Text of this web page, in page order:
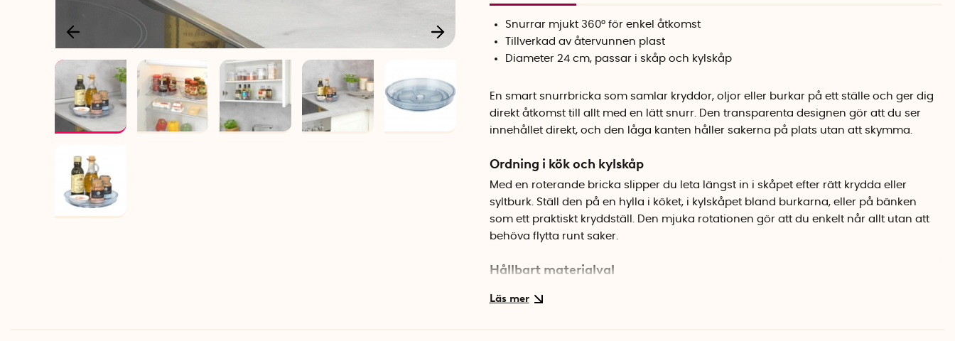
Snurrar mjukt 360° för enkel åtkomst
Tillverkad av återvunnen plast
Diameter 24 cm, passar i skåp och kylskåp
En smart snurrbricka som samlar kryddor, oljor eller burkar på ett ställe och ger dig
direkt åtkomst till allt med en lätt snurr. Den transparenta designen gör att du ser
innehållet direkt, och den låga kanten håller sakerna på plats utan att skymma.
Ordning i kök och kylskåp
Med en roterande bricka slipper du leta längst in i skåpet efter rätt krydda eller
syltburk. Ställ den på en hylla i köket, i kylskåpet bland burkarna, eller på bänken
som ett praktiskt kryddställ. Den mjuka rotationen gör att du enkelt når allt utan att
behöva flytta runt saker.
Hållbart materialval